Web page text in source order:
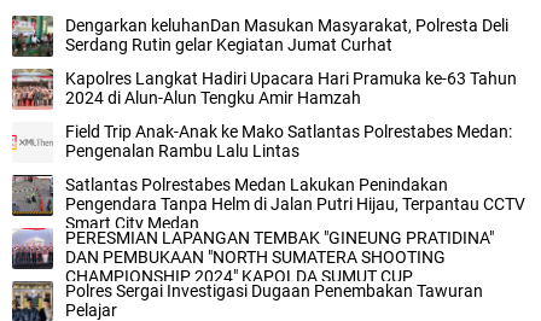
Dengarkan keluhanDan Masukan Masyarakat, Polresta Deli
Serdang Rutin gelar Kegiatan Jumat Curhat
Kapolres Langkat Hadiri Upacara Hari Pramuka ke-63 Tahun
2024 di Alun-Alun Tengku Amir Hamzah
Field Trip Anak-Anak ke Mako Satlantas Polrestabes Medan:
Pengenalan Rambu Lalu Lintas
Satlantas Polrestabes Medan Lakukan Penindakan
Pengendara Tanpa Helm di Jalan Putri Hijau, Terpantau CCTV
Smart City Medan
PERESMIAN LAPANGAN TEMBAK "GINEUNG PRATIDINA"
DAN PEMBUKAAN "NORTH SUMATERA SHOOTING
CHAMPIONSHIP 2024" KAPOLDA SUMUT CUP
Polres Sergai Investigasi Dugaan Penembakan Tawuran
Pelajar